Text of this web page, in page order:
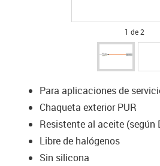
1 de 2
Para aplicaciones de
Chaqueta exterior PUR
Resistente al aceite (según
Libre de halógenos
Sin silicona